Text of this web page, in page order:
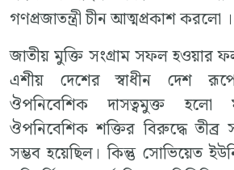
গণপ্রজাতন্ত্রী চীন আত্মপ্রকাশ করলো ।
জাতীয় মুক্তি সংগ্রাম সফল হওয়ার
এশীয় দেশের স্বাধীন দেশ
ঔপনিবেশিক দাসত্বমুক্ত হলো
ঔপনিবেশিক শক্তির বিরুদ্ধে তীব্র
সম্ভব হয়েছিল। কিন্তু সোভিয়েত